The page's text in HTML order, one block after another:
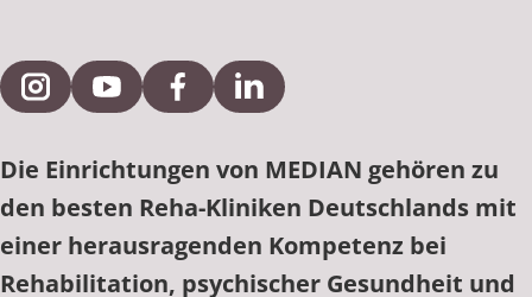
Externe Verlinkung zu Instagram
Externe Verlinkung zu YouTube
Externe Verlinkung zu Facebook
Externe Verlinkung zu
Die Einrichtungen von MEDIAN gehören zu
den besten Reha-Kliniken Deutschlands mit
einer herausragenden Kompetenz bei
Rehabilitation, psychischer Gesundheit und